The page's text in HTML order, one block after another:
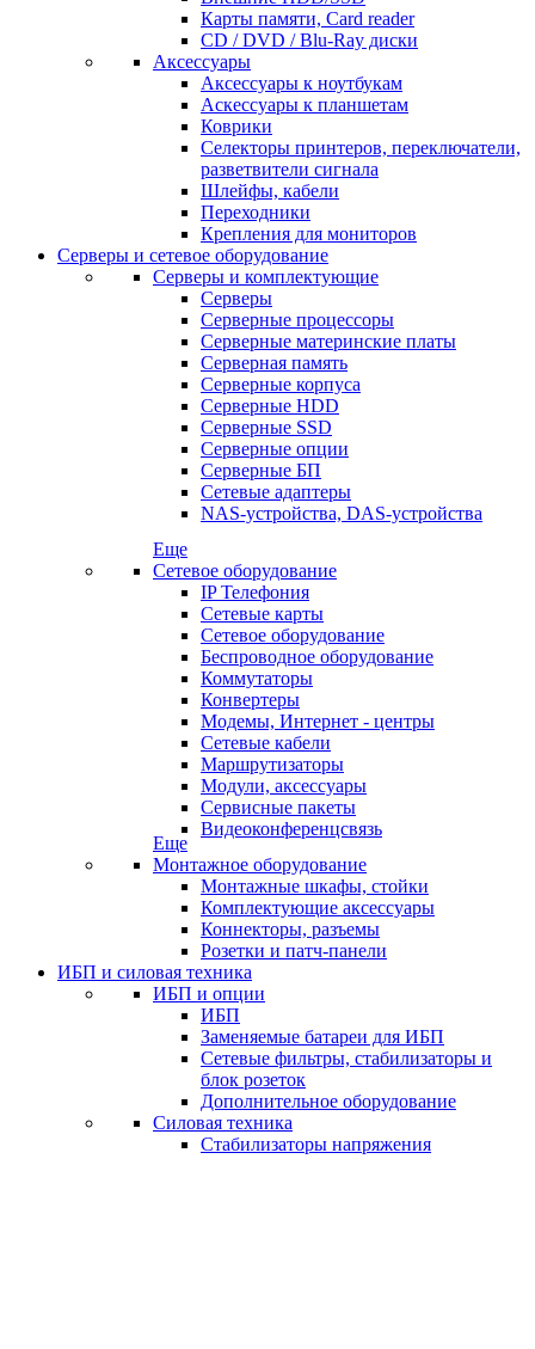
Карты памяти, Card reader
CD / DVD / Blu-Ray диски
Аксессуары
Аксессуары к ноутбукам
Аскессуары к планшетам
Коврики
Селекторы принтеров, переключатели,
разветвители сигнала
Шлейфы, кабели
Переходники
Крепления для мониторов
Серверы и сетевое оборудование
Серверы и комплектующие
Серверы
Серверные процессоры
Серверные материнские платы
Серверная память
Серверные корпуса
Серверные HDD
Серверные SSD
Серверные опции
Серверные БП
Сетевые адаптеры
NAS-устройства, DAS-устройства
Еще
Сетевое оборудование
IP Телефония
Сетевые карты
Сетевое оборудование
Беспроводное оборудование
Коммутаторы
Конвертеры
Модемы, Интернет - центры
Сетевые кабели
Маршрутизаторы
Модули, аксессуары
Сервисные пакеты
Видеоконференцсвязь
Еще
Монтажное оборудование
Монтажные шкафы, стойки
Комплектующие аксессуары
Коннекторы, разъемы
Розетки и патч-панели
ИБП и силовая техника
ИБП и опции
ИБП
Заменяемые батареи для ИБП
Сетевые фильтры, стабилизаторы и
блок розеток
Дополнительное оборудование
Силовая техника
Стабилизаторы напряжения